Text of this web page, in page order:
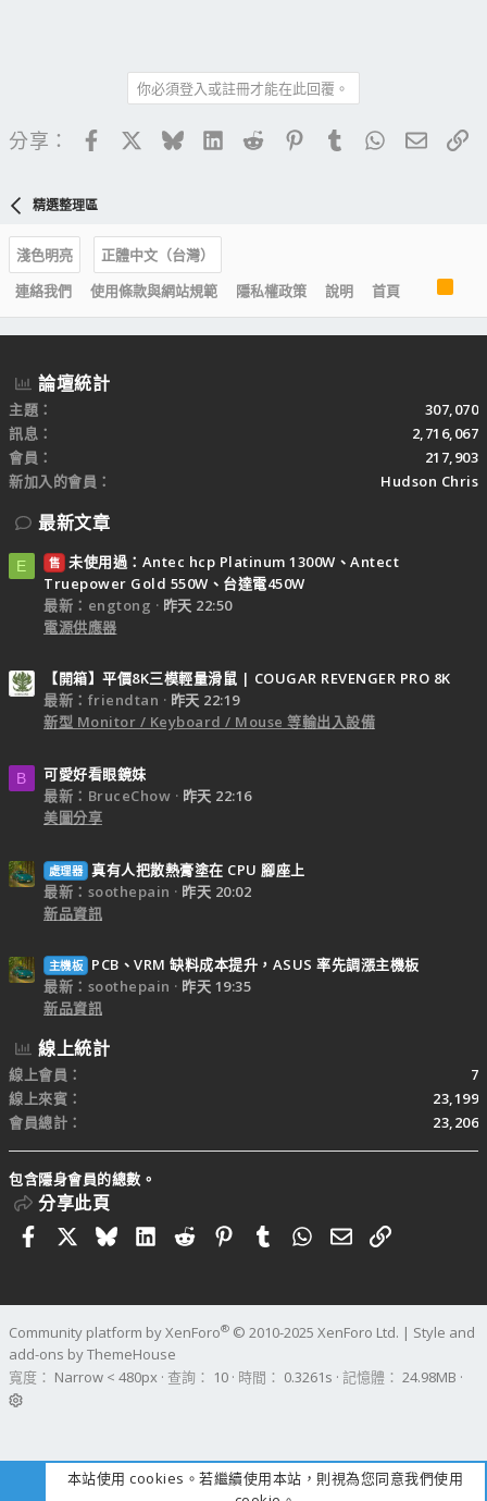
你必須登入或註冊才能在此回覆。
分享： FacebookBlueskyLinkedIn
Reddit PinterestTumblrWhatsApp
電子
精選整理區
淺色明亮
正體中文（台灣）
連絡我們
使用條款與網站規範 隱私權政策 說明 首頁
S
論壇統計
主題
307,070
訊息
2,716,067
會員
217,903
新加入的會員
Hudson Chris
最新文章
E 售 未使用過：Antec hcp Platinum 1300W、Antect
Truepower Gold 550W、台達電450W
最新：engtong
昨天 22:50
電源供應器
【開箱】平價8K三模輕量滑鼠 | COUGAR REVENGER PRO 8K
最新：friendtan
昨天 22:19
新型 Monitor / Keyboard / Mouse 等輸出入設備
B
可愛好看眼鏡妹
最新：BruceChow
昨天 22:16
美圖分享
處理器 真有人把散熱膏塗在 CPU 腳座上
最新：soothepain
昨天 20:02
新品資訊
主機板
PCB、VRM 缺料成本提升，ASUS 率先調漲主機板
最新：soothepain
昨天 19:35
新品資訊
線上統計
線上會員
7
線上來賓
23,199
會員總計
23,206
包含隱身會員的總數。
分享此頁
FacebookBlueskyLinkedIn
RedditPinterestTumblrWhatsApp
電子郵件
連結
Community platform by XenForo® © 2010-2025 XenForo Ltd. | Style and
add-ons by ThemeHouse
寬度
查詢 10 時間 0.3261s 記憶體 24.98MB
本站使用 cookies。若繼續使用本站，則視為您同意我們使用